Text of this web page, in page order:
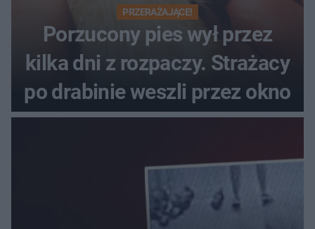
PRZERAŻAJĄCE!
Porzucony pies wył przez
kilka dni z rozpaczy. Strażacy
po drabinie weszli przez okno